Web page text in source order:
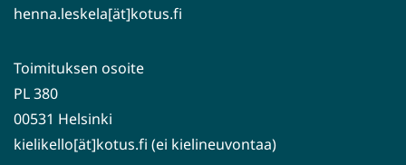
henna.leskela[ät]kotus.fi
Toimituksen osoite
PL 380
00531 Helsinki
kielikello[ät]kotus.fi (ei kielineuvontaa)